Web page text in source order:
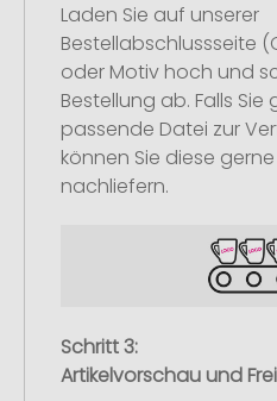
Laden Sie auf unserer
Bestellabschlussseite
oder Motiv hoch und
Bestellung ab. Falls Sie
passende Datei zur
können Sie diese
nachliefern.
Schritt 3:
Artikelvorschau und